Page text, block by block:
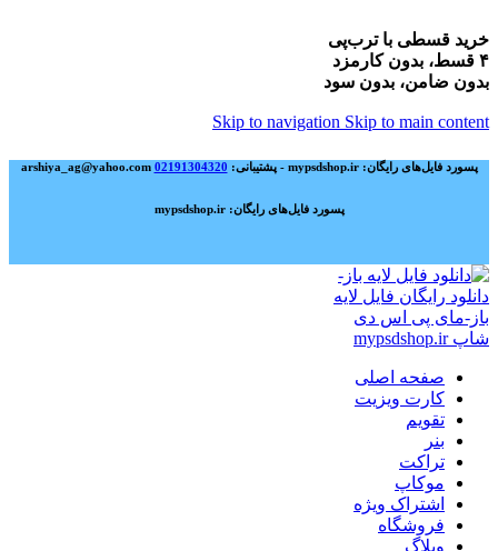
خرید قسطی با ترب‌پی
۴ قسط، بدون کارمزد
بدون ضامن، بدون سود
Skip to navigation Skip to main content
پسورد فایل‌های رایگان: mypsdshop.ir - پشتیبانی: arshiya_ag@yahoo.com 02191304320
پسورد فایل‌های رایگان: mypsdshop.ir
صفحه اصلی
کارت ویزیت
تقویم
بنر
تراکت
موکاپ
اشتراک ویژه
فروشگاه
وبلاگ